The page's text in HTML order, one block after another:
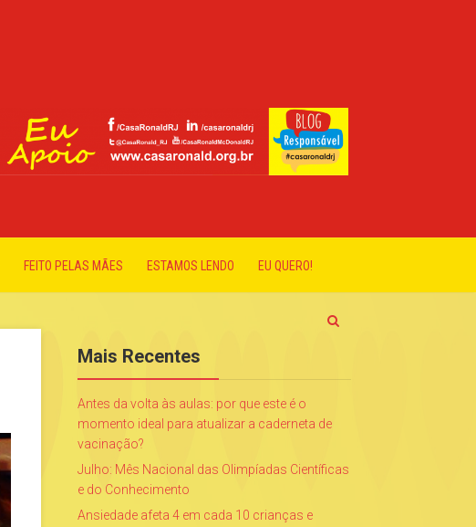
FEITO PELAS MÃES ESTAMOS LENDO EU QUERO!
Mais Recentes
Antes da volta às aulas: por que este é o
momento ideal para atualizar a caderneta de
vacinação?
Julho: Mês Nacional das Olimpíadas Científicas
e do Conhecimento
Ansiedade afeta 4 em cada 10 crianças e